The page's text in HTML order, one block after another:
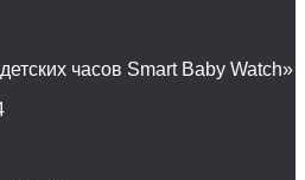
часов Smart Baby Watch»